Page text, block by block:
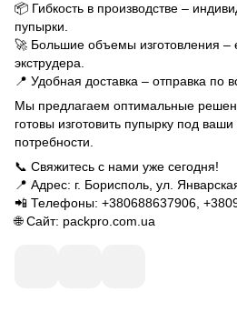
📦 Гибкость в производстве –
пупырки.
🚀 Большие объемы изготовления –
экструдера.
📍 Удобная доставка – отправка по
Мы предлагаем оптимальные
готовы изготовить пупырку под
потребности.
📞 Свяжитесь с нами уже сегодня!
📍 Адрес: г. Борисполь, ул.
📲 Телефоны: +380688637906,
🌐 Сайт: packpro.com.ua